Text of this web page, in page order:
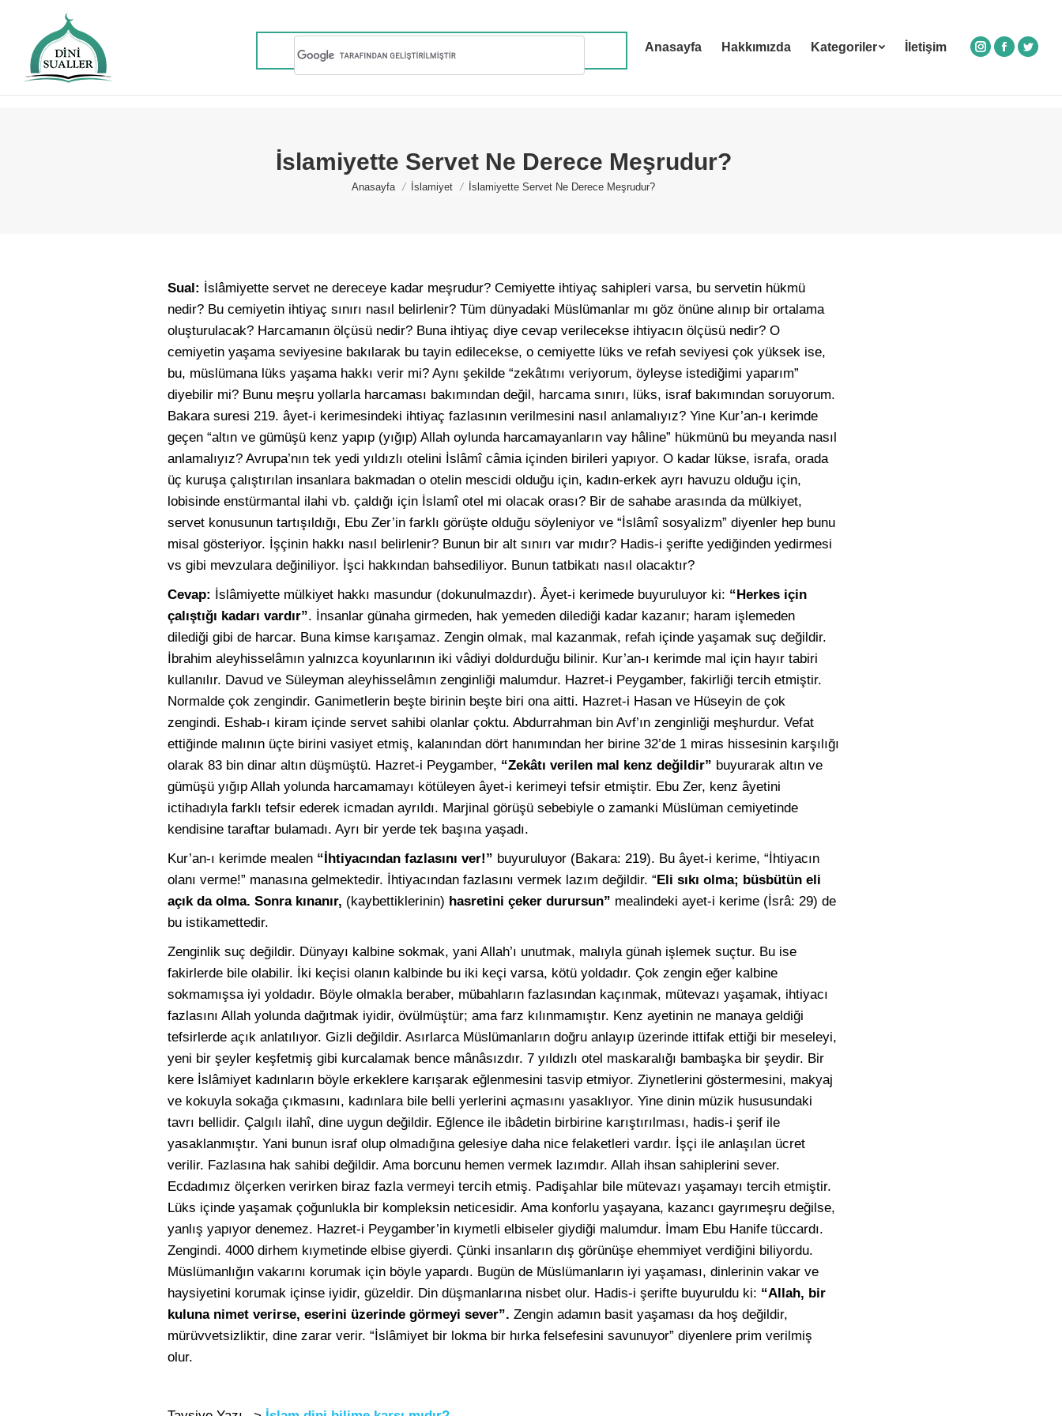
Anasayfa Hakkımızda Kategoriler İletişim
Instagram
Facebook
İslamiyette Servet Ne Derece Meşrudur?
You are here:
Anasayfa İslamiyet İslamiyette Servet Ne Derece Meşrudur?
Sual: İslâmiyette servet ne dereceye kadar meşrudur? Cemiyette ihtiyaç sahipleri varsa, bu servetin hükmü
nedir? Bu cemiyetin ihtiyaç sınırı nasıl belirlenir? Tüm dünyadaki Müslümanlar mı göz önüne alınıp bir ortalama
oluşturulacak? Harcamanın ölçüsü nedir? Buna ihtiyaç diye cevap verilecekse ihtiyacın ölçüsü nedir? O
cemiyetin yaşama seviyesine bakılarak bu tayin edilecekse, o cemiyette lüks ve refah seviyesi çok yüksek ise,
bu, müslümana lüks yaşama hakkı verir mi? Aynı şekilde “zekâtımı veriyorum, öyleyse istediğimi yaparım”
diyebilir mi? Bunu meşru yollarla harcaması bakımından değil, harcama sınırı, lüks, israf bakımından soruyorum.
Bakara suresi 219. âyet-i kerimesindeki ihtiyaç fazlasının verilmesini nasıl anlamalıyız? Yine Kur’an-ı kerimde
geçen “altın ve gümüşü kenz yapıp (yığıp) Allah oylunda harcamayanların vay hâline” hükmünü bu meyanda nasıl
anlamalıyız? Avrupa’nın tek yedi yıldızlı otelini İslâmî câmia içinden birileri yapıyor. O kadar lükse, israfa, orada
üç kuruşa çalıştırılan insanlara bakmadan o otelin mescidi olduğu için, kadın-erkek ayrı havuzu olduğu için,
lobisinde enstürmantal ilahi vb. çaldığı için İslamî otel mi olacak orası? Bir de sahabe arasında da mülkiyet,
servet konusunun tartışıldığı, Ebu Zer’in farklı görüşte olduğu söyleniyor ve “İslâmî sosyalizm” diyenler hep bunu
misal gösteriyor. İşçinin hakkı nasıl belirlenir? Bunun bir alt sınırı var mıdır? Hadis-i şerifte yediğinden yedirmesi
vs gibi mevzulara değiniliyor. İşci hakkından bahsediliyor. Bunun tatbikatı nasıl olacaktır?
Cevap: İslâmiyette mülkiyet hakkı masundur (dokunulmazdır). Âyet-i kerimede buyuruluyor ki: “Herkes için
çalıştığı kadarı vardır”. İnsanlar günaha girmeden, hak yemeden dilediği kadar kazanır; haram işlemeden
dilediği gibi de harcar. Buna kimse karışamaz. Zengin olmak, mal kazanmak, refah içinde yaşamak suç değildir.
İbrahim aleyhisselâmın yalnızca koyunlarının iki vâdiyi doldurduğu bilinir. Kur’an-ı kerimde mal için hayır tabiri
kullanılır. Davud ve Süleyman aleyhisselâmın zenginliği malumdur. Hazret-i Peygamber, fakirliği tercih etmiştir.
Normalde çok zengindir. Ganimetlerin beşte birinin beşte biri ona aitti. Hazret-i Hasan ve Hüseyin de çok
zengindi. Eshab-ı kiram içinde servet sahibi olanlar çoktu. Abdurrahman bin Avf’ın zenginliği meşhurdur. Vefat
ettiğinde malının üçte birini vasiyet etmiş, kalanından dört hanımından her birine 32’de 1 miras hissesinin karşılığı
olarak 83 bin dinar altın düşmüştü. Hazret-i Peygamber, “Zekâtı verilen mal kenz değildir” buyurarak altın ve
gümüşü yığıp Allah yolunda harcamamayı kötüleyen âyet-i kerimeyi tefsir etmiştir. Ebu Zer, kenz âyetini
ictihadıyla farklı tefsir ederek icmadan ayrıldı. Marjinal görüşü sebebiyle o zamanki Müslüman cemiyetinde
kendisine taraftar bulamadı. Ayrı bir yerde tek başına yaşadı.
Kur’an-ı kerimde mealen “İhtiyacından fazlasını ver!” buyuruluyor (Bakara: 219). Bu âyet-i kerime, “İhtiyacın
olanı verme!” manasına gelmektedir. İhtiyacından fazlasını vermek lazım değildir. “Eli sıkı olma; büsbütün eli
açık da olma. Sonra kınanır, (kaybettiklerinin) hasretini çeker durursun” mealindeki ayet-i kerime (İsrâ: 29) de
bu istikamettedir.
Zenginlik suç değildir. Dünyayı kalbine sokmak, yani Allah’ı unutmak, malıyla günah işlemek suçtur. Bu ise
fakirlerde bile olabilir. İki keçisi olanın kalbinde bu iki keçi varsa, kötü yoldadır. Çok zengin eğer kalbine
sokmamışsa iyi yoldadır. Böyle olmakla beraber, mübahların fazlasından kaçınmak, mütevazı yaşamak, ihtiyacı
fazlasını Allah yolunda dağıtmak iyidir, övülmüştür; ama farz kılınmamıştır. Kenz ayetinin ne manaya geldiği
tefsirlerde açık anlatılıyor. Gizli değildir. Asırlarca Müslümanların doğru anlayıp üzerinde ittifak ettiği bir meseleyi,
yeni bir şeyler keşfetmiş gibi kurcalamak bence mânâsızdır. 7 yıldızlı otel maskaralığı bambaşka bir şeydir. Bir
kere İslâmiyet kadınların böyle erkeklere karışarak eğlenmesini tasvip etmiyor. Ziynetlerini göstermesini, makyaj
ve kokuyla sokağa çıkmasını, kadınlara bile belli yerlerini açmasını yasaklıyor. Yine dinin müzik hususundaki
tavrı bellidir. Çalgılı ilahî, dine uygun değildir. Eğlence ile ibâdetin birbirine karıştırılması, hadis-i şerif ile
yasaklanmıştır. Yani bunun israf olup olmadığına gelesiye daha nice felaketleri vardır. İşçi ile anlaşılan ücret
verilir. Fazlasına hak sahibi değildir. Ama borcunu hemen vermek lazımdır. Allah ihsan sahiplerini sever.
Ecdadımız ölçerken verirken biraz fazla vermeyi tercih etmiş. Padişahlar bile mütevazı yaşamayı tercih etmiştir.
Lüks içinde yaşamak çoğunlukla bir kompleksin neticesidir. Ama konforlu yaşayana, kazancı gayrımeşru değilse,
yanlış yapıyor denemez. Hazret-i Peygamber’in kıymetli elbiseler giydiği malumdur. İmam Ebu Hanife tüccardı.
Zengindi. 4000 dirhem kıymetinde elbise giyerdi. Çünki insanların dış görünüşe ehemmiyet verdiğini biliyordu.
Müslümanlığın vakarını korumak için böyle yapardı. Bugün de Müslümanların iyi yaşaması, dinlerinin vakar ve
haysiyetini korumak içinse iyidir, güzeldir. Din düşmanlarına nisbet olur. Hadis-i şerifte buyuruldu ki: “Allah, bir
kuluna nimet verirse, eserini üzerinde görmeyi sever”. Zengin adamın basit yaşaması da hoş değildir,
mürüvvetsizliktir, dine zarar verir. “İslâmiyet bir lokma bir hırka felsefesini savunuyor” diyenlere prim verilmiş
olur.